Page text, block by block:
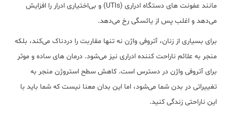
مانند عفونت های دستگاه ادراری (UTIs) و بی‌اختیاری ادرار را افزایش
می‌دهد و اغلب پس از یائسگی رخ می‌دهد.
برای بسیاری از زنان، آتروفی واژن نه تنها مقاربت را دردناک می‌کند، بلکه
منجر به علائم ناراحت کننده ادراری نیز می‌شود. درمان های ساده و موثر
برای آتروفی واژن در دسترس است. کاهش سطح استروژن منجر به
تغییراتی در بدن شما می‌شود، اما این بدان معنا نیست که شما باید با
این ناراحتی زندگی کنید.